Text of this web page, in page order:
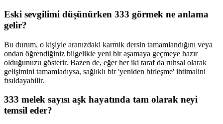
Eski sevgilimi düşünürken 333 görmek ne anlama
gelir?
Bu durum, o kişiyle aranızdaki karmik dersin tamamlandığını veya
ondan öğrendiğiniz bilgelikle yeni bir aşamaya geçmeye hazır
olduğunuzu gösterir. Bazen de, eğer her iki taraf da ruhsal olarak
gelişimini tamamladıysa, sağlıklı bir 'yeniden birleşme' ihtimalini
fısıldayabilir.
333 melek sayısı aşk hayatında tam olarak neyi
temsil eder?